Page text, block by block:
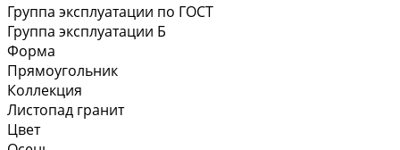
Группа эксплуатации по ГОСТ
Группа эксплуатации Б
Форма
Прямоугольник
Коллекция
Листопад гранит
Цвет